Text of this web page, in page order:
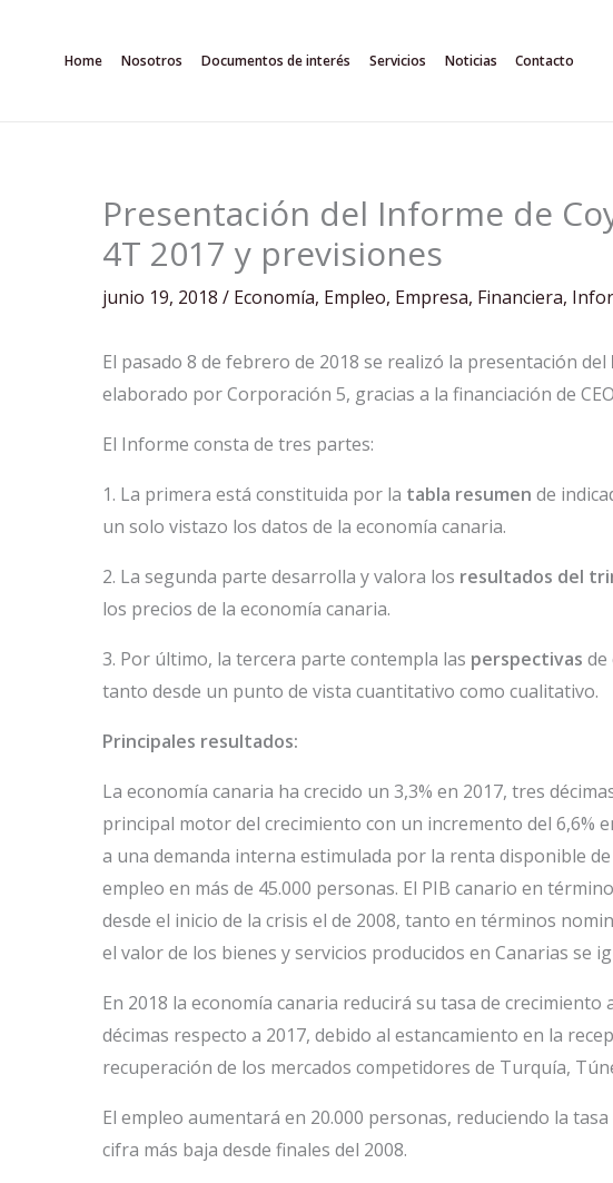
Home Nosotros Documentos de interés Servicios Noticias Contacto
Presentación del Informe de
4T 2017 y previsiones
junio 19, 2018 / Economía, Empleo, Empresa, Financiera,
El pasado 8 de febrero de 2018 se realizó la presentación del
elaborado por Corporación 5, gracias a la financiación de
El Informe consta de tres partes:
1. La primera está constituida por la tabla resumen de
un solo vistazo los datos de la economía canaria.
2. La segunda parte desarrolla y valora los resultados del
los precios de la economía canaria.
3. Por último, la tercera parte contempla las perspectivas de
tanto desde un punto de vista cuantitativo como cualitativo.
Principales resultados:
La economía canaria ha crecido un 3,3% en 2017, tres
principal motor del crecimiento con un incremento del 6,6%
a una demanda interna estimulada por la renta disponible
empleo en más de 45.000 personas. El PIB canario en
desde el inicio de la crisis el de 2008, tanto en términos
el valor de los bienes y servicios producidos en Canarias se
En 2018 la economía canaria reducirá su tasa de crecimiento
décimas respecto a 2017, debido al estancamiento en la
recuperación de los mercados competidores de Turquía,
El empleo aumentará en 20.000 personas, reduciendo la
cifra más baja desde finales del 2008.